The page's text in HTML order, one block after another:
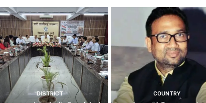
DISTRICT COUNTRY